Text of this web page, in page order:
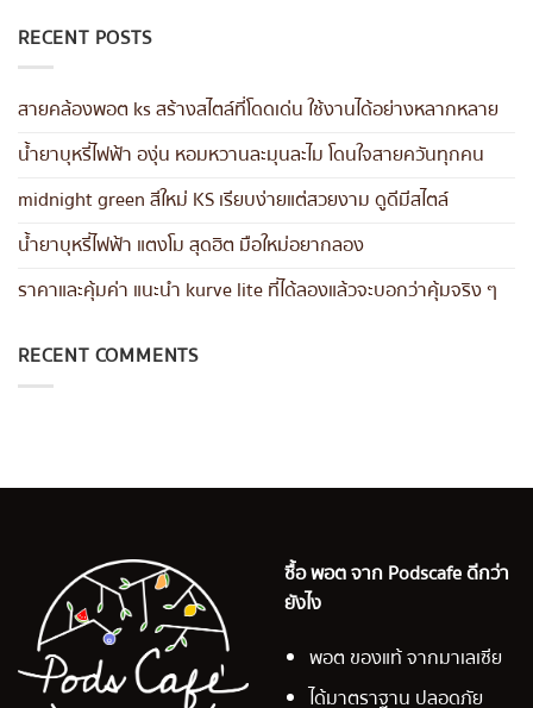
RECENT POSTS
สายคล้องพอต ks สร้างสไตล์ที่โดดเด่น ใช้งานได้อย่างหลากหลาย
น้ำยาบุหรี่ไฟฟ้า องุ่น หอมหวานละมุนละไม โดนใจสายควันทุกคน
midnight green สีใหม่ KS เรียบง่ายแต่สวยงาม ดูดีมีสไตล์
น้ำยาบุหรี่ไฟฟ้า แตงโม สุดฮิต มือใหม่อยากลอง
ราคาและคุ้มค่า แนะนำ kurve lite ที่ได้ลองแล้วจะบอกว่าคุ้มจริง ๆ
RECENT COMMENTS
ซื้อ พอต จาก Podscafe ดีกว่า
ยังไง
พอต ของแท้ จากมาเลเซีย
ได้มาตราฐาน ปลอดภัย